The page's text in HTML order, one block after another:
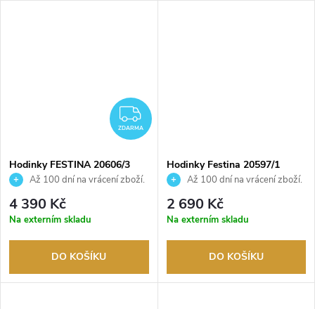
ZDARMA
ZDARMA
Hodinky FESTINA 20606/3
Až 100 dní na vrácení zboží.
Autorizovaný prodejce.
4 390 Kč
Na externím skladu
DO KOŠÍKU
Hodinky Festina 20597/1
Až 100 dní na vrácení zboží.
Autorizovaný prodejce.
2 690 Kč
Na externím skladu
DO KOŠÍKU